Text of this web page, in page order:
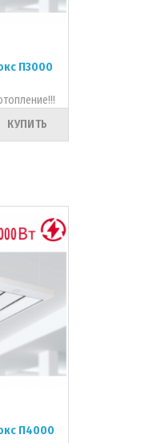
П3000
КУПИТЬ
П4000